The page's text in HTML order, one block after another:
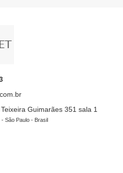
Guimarães 351 sala 1
São Paulo - Brasil